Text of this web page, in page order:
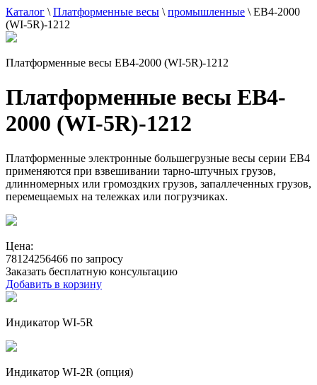
Каталог \ Платформенные весы \ промышленные \ ЕВ4-2000
(WI-5R)-1212
Платформенные весы ЕВ4-2000 (WI-5R)-1212
Платформенные весы ЕВ4-
2000 (WI-5R)-1212
Платформенные электронные большегрузные весы серии ЕВ4
применяются при взвешивании тарно-штучных грузов,
длинномерных или громоздких грузов, запаллеченных грузов,
перемещаемых на тележках или погрузчиках.
Цена:
78124256466 по запросу
Заказать бесплатную консультацию
Добавить в корзину
Индикатор WI-5R
Индикатор WI-2R (опция)